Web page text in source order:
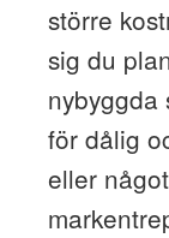
större
sig du
nybyggda
för dålig
eller